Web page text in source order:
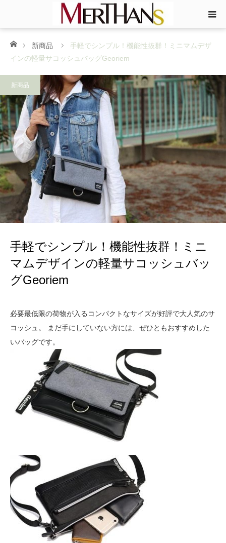
ホーム新商品
手軽でシンプル！機能性抜群！ミニマムデザ
インの軽量サコッシュバッグGeoriem
新商品
手軽でシンプル！機能性抜群！ミニ
マムデザインの軽量サコッシュバッ
グGeoriem
必要最低限の荷物が入るコンパクトなサイズが好評で大人気のサ
コッシュ。 まだ手にしていない方には、ぜひともおすすめした
いバッグです。